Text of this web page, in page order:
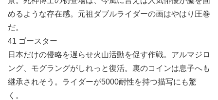
めるような存在感。元祖ダブルライダーの画はやはり圧巻
だ。
41 ゴースター
日本だけの侵略を遅らせ火山活動を促す作戦。アルマジロ
ング、モグラングがしれっと復活。裏のコインは息子へも
継承されそう。ライダーが5000耐性を持つ描写にも驚
く。